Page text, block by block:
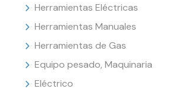
Herramientas Eléctricas
Herramientas Manuales
Herramientas de Gas
Equipo pesado, Maquinaria
Eléctrico